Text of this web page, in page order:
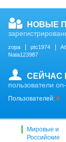
НОВЫЕ
zopa ptc1974
Nata123987
СЕЙЧАС
пользователи
Пользователей: 0
Мировые и
Российские